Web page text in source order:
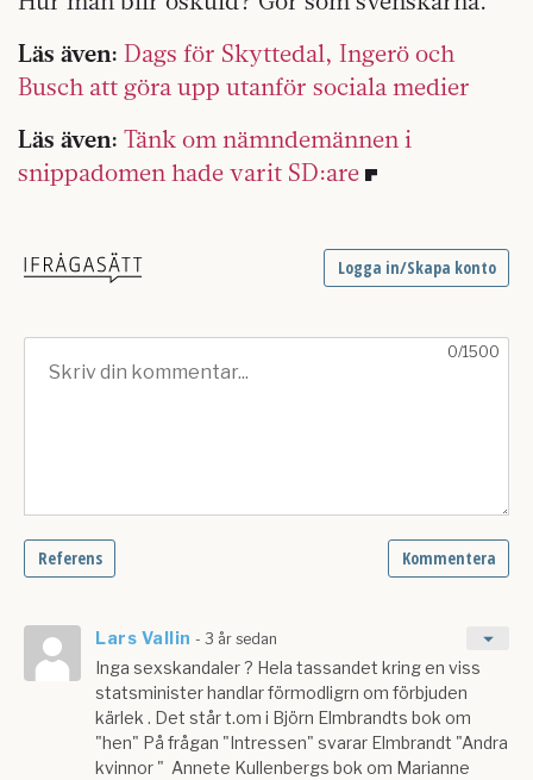
Läs även: Dags för Skyttedal, Ingerö och
Busch att göra upp utanför sociala medier
Läs även: Tänk om nämndemännen i
snippadomen hade varit SD:are